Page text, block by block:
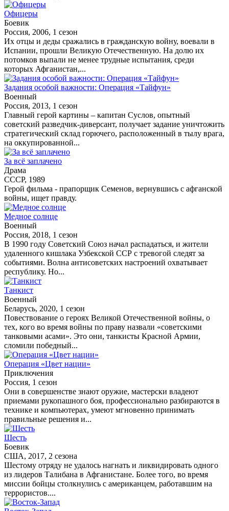
Офицеры
Боевик
Россия, 2006, 1 сезон
Их отцы и деды сражались в гражданскую войну, воевали в
Испании, прошли Великую Отечественную. На долю их
потомков выпали не менее трудные испытания, среди
которых Афганистан,...
Задания особой важности: Операция «Тайфун»
Военный
Россия, 2013, 1 сезон
Главный герой картины – капитан Суслов, опытный
советский разведчик-диверсант, получает задание уничтожить
стратегический склад горючего, расположенный в тылу врага,
на оккупированной...
За всё заплачено
Драма
СССР, 1989
Герой фильма - прапорщик Семенов, вернувшись с афганской
войны, ищет правду.
Медное солнце
Военный
Россия, 2018, 1 сезон
В 1990 году Советский Союз начал распадаться, и жители
удаленного кишлака Узбекской ССР с тревогой следят за
событиями. Волна антисоветских настроений охватывает
республику. Но...
Танкист
Военный
Беларусь, 2020, 1 сезон
Повествование о героях Великой Отечественной войны, о
тех, кого во время войны по праву назвали «советскими
танковыми асами». Это они, танкисты Красной Армии,
сломили победный...
Операция «Цвет нации»
Приключения
Россия, 1 сезон
Они в совершенстве знают оружие, мастерски владеют
приемами рукопашного боя, профессионально разбираются в
технике и компьютерах, умеют мгновенно принимать
правильные решения и...
Шесть
Боевик
США, 2017, 2 сезона
Шестому отряду не удалось нагнать и ликвидировать одного
из лидеров Талибана в Афганистане. Более того, во время
миссии бойцы столкнулись с американцем, работавшим на
террористов....